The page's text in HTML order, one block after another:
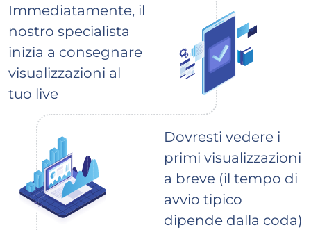
Immediatamente, il
nostro specialista
inizia a consegnare
visualizzazioni al
tuo live
Dovresti vedere i
primi visualizzazioni
a breve (il tempo di
avvio tipico
dipende dalla coda)